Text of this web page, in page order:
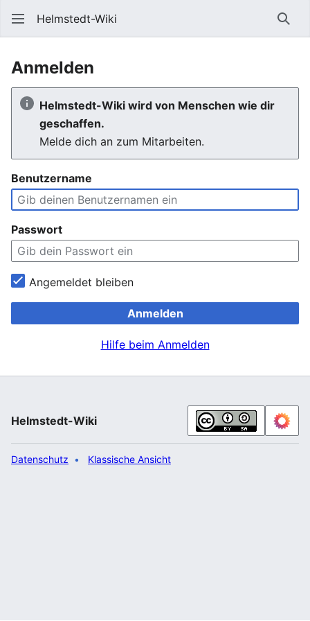
Helmstedt-Wiki
Anmelden
Helmstedt-Wiki wird von Menschen wie dir
geschaffen.
Melde dich an zum Mitarbeiten.
Benutzername
Passwort
Angemeldet bleiben
Anmelden
Hilfe beim Anmelden
Helmstedt-Wiki
Datenschutz Klassische Ansicht